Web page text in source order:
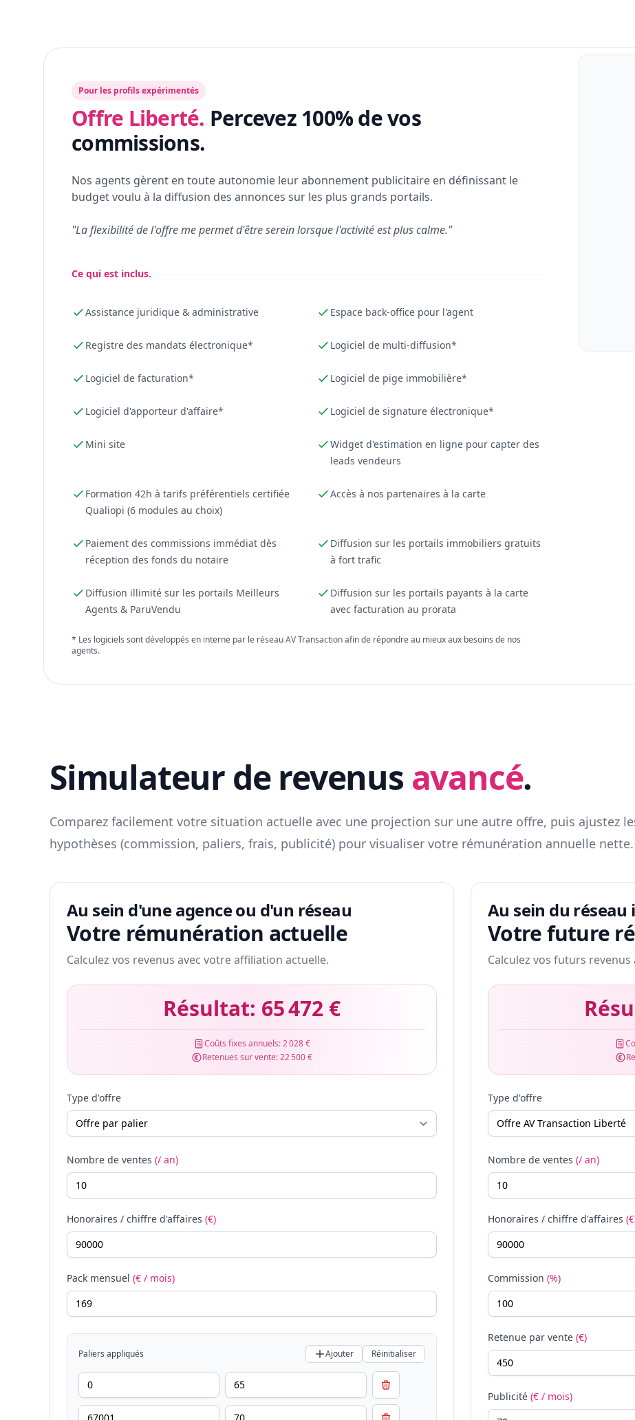
Pour les profils expérimentés
Offre Liberté. Percevez 100% de vos
commissions.
Nos agents gèrent en toute autonomie leur abonnement publicitaire en définissant le
budget voulu à la diffusion des annonces sur les plus grands portails.
"La flexibilité de l'offre me permet d'être serein lorsque l'activité est plus calme."
Ce qui est inclus.
Assistance juridique & administrative Espace back-office pour l'agent
Registre des mandats électronique* Logiciel de multi-diffusion*
Logiciel de facturation* Logiciel de pige immobilière*
Logiciel d'apporteur d'affaire* Logiciel de signature électronique*
Mini site
Widget d'estimation en ligne pour capter des
leads vendeurs
Formation 42h à tarifs préférentiels certifiée
Qualiopi (6 modules au choix)
Accès à nos partenaires à la carte
Paiement des commissions immédiat dès
réception des fonds du notaire
Diffusion sur les portails immobiliers gratuits
à fort trafic
Diffusion illimité sur les portails Meilleurs
Agents & ParuVendu
Diffusion sur les portails payants à la carte
avec facturation au prorata
* Les logiciels sont développés en interne par le réseau AV Transaction afin de répondre au mieux aux besoins de nos
agents.
Simulateur de revenus avancé.
Comparez facilement votre situation actuelle avec une projection sur une autre offre, puis ajustez
hypothèses (commission, paliers, frais, publicité) pour visualiser votre rémunération annuelle nette.
Au sein d'une agence ou d'un réseau
Votre rémunération actuelle
Calculez vos revenus avec votre affiliation actuelle.
Résultat: 65 472 €
Coûts fixes annuels:2 028 €
Retenues sur vente:22 500 €
Type d'offre
Nombre de ventes (/ an)
Honoraires / chiffre d'affaires (€)
Pack mensuel (€ / mois)
Paliers appliqués Ajouter Réinitialiser
Au sein du
Votre future
Calculez vos futurs revenus
Type d'offre
Nombre de ventes (/ an)
Honoraires / chiffre d'affaires
Commission (%)
Retenue par vente (€)
Publicité (€ / mois)